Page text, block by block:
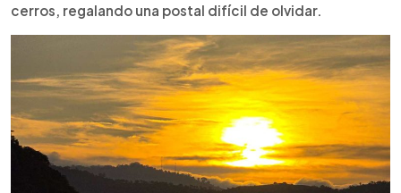
cerros, regalando una postal difícil de olvidar.